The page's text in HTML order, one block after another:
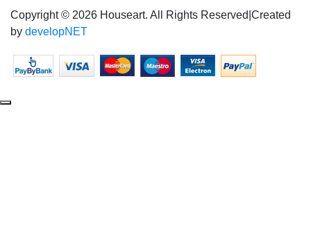
Copyright © 2026 Houseart. All Rights Reserved Created
by developNET